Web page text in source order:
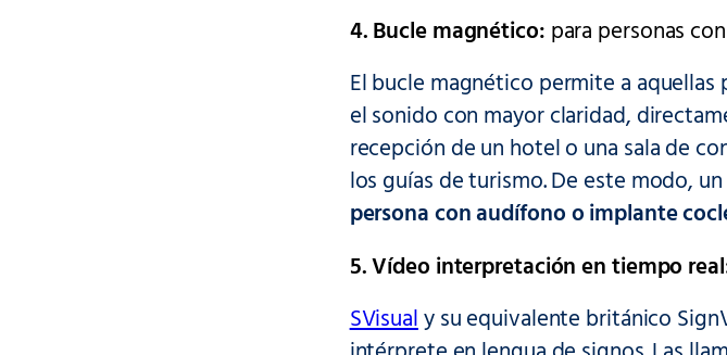
4. Bucle magnético: para personas
El bucle magnético permite a
el sonido con mayor claridad,
recepción de un hotel o una sala de
los guías de turismo. De este modo,
persona con audífono o implante
5. Vídeo interpretación en tiempo
SVisualy su equivalente británico